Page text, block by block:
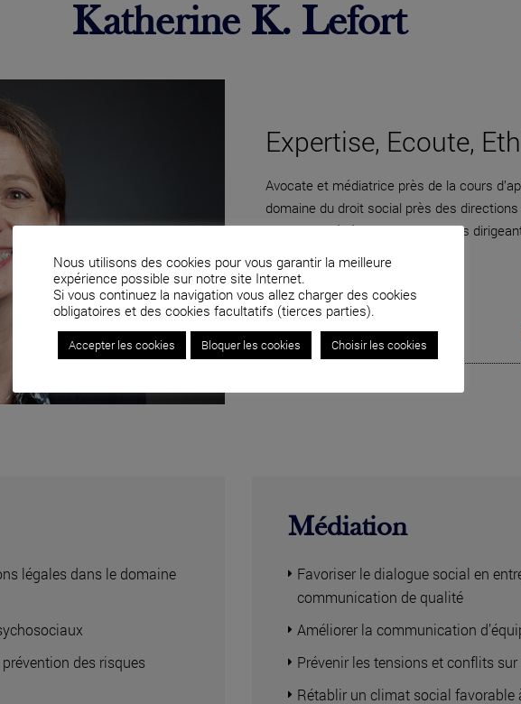
Katherine K. Lefort
Expertise, Ecoute,
Avocate et médiatrice près de la cours
domaine du droit social près des
directions générales et des cadres
04 82 53 71 51
légales dans le domaine
des risques
Médiation
Favoriser le dialogue social en
communication de qualité
Améliorer la communication
Prévenir les tensions et conflits
Rétablir un climat social favorable
Nous utilisons des cookies pour vous garantir la meilleure
expérience possible sur notre site Internet.
Si vous continuez la navigation vous allez charger des cookies
obligatoires et des cookies facultatifs (tierces parties).
Accepter les cookies Bloquer les cookies Choisir les cookies